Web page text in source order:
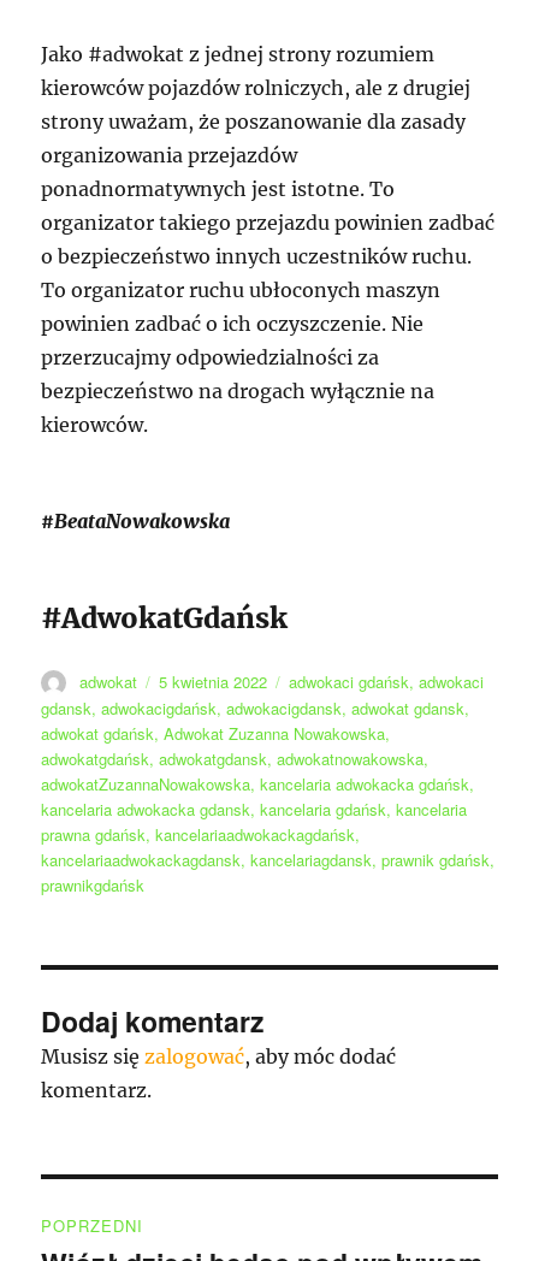
Jako #adwokat z jednej strony rozumiem
kierowców pojazdów rolniczych, ale z drugiej
strony uważam, że poszanowanie dla zasady
organizowania przejazdów
ponadnormatywnych jest istotne. To
organizator takiego przejazdu powinien zadbać
o bezpieczeństwo innych uczestników ruchu.
To organizator ruchu ubłoconych maszyn
powinien zadbać o ich oczyszczenie. Nie
przerzucajmy odpowiedzialności za
bezpieczeństwo na drogach wyłącznie na
kierowców.
#BeataNowakowska
#AdwokatGdańsk
Autor
adwokat
Data
publikacji
5 kwietnia 2022 Tagi
adwokaci gdańsk,adwokaci
gdansk,adwokacigdańsk,adwokacigdansk,adwokat gdansk,
adwokat gdańsk,Adwokat Zuzanna Nowakowska,
adwokatgdańsk,adwokatgdansk,adwokatnowakowska,
adwokatZuzannaNowakowska,kancelaria adwokacka gdańsk,
kancelaria adwokacka gdansk,kancelaria gdańsk,kancelaria
prawna gdańsk,kancelariaadwokackagdańsk,
kancelariaadwokackagdansk,kancelariagdansk,prawnik gdańsk,
prawnikgdańsk
Dodaj komentarz
Musisz sięzalogować, aby móc dodać
komentarz.
POPRZEDNI